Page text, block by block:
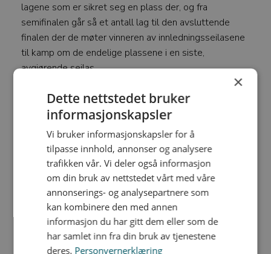
lagene som er sikret seg en plass der, og fra
semifinalen går så et antall lag til den avsluttende
finalen der de møter vinneren av innledningsseilasene
til kamp om de endelige plassene i en siste,
avgjørende seilas.
– Dette vil gi spenning helt til siste seilas, samtidig
som mange lag får delta i finalerundene, sier Bordal.
Mesternes Mesterskap ble i sin tid flyttet fra Oslos
indre havnebasseng til Åsgårdstrand for å være sikret
bedre vindforhold. Nå er mesterskapet atter tilbake i
Indre Oslofjord.
×
Dette nettstedet bruker
informasjonskapsler
Vi bruker informasjonskapsler for å
tilpasse innhold, annonser og analysere
trafikken vår. Vi deler også informasjon
om din bruk av nettstedet vårt med våre
annonserings- og analysepartnere som
kan kombinere den med annen
informasjon du har gitt dem eller som de
har samlet inn fra din bruk av tjenestene
deres. Personvernerklæring